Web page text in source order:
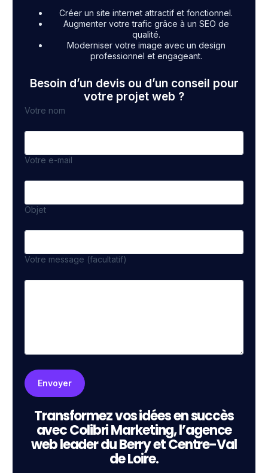
Créer un site internet attractif et fonctionnel.
Augmenter votre trafic grâce à un SEO de
qualité.
Moderniser votre image avec un design
professionnel et engageant.
Besoin d’un devis ou d’un conseil pour
votre projet web ?
Votre nom
Votre e-mail
Objet
Votre message (facultatif)
Transformez vos idées en succès
avec Colibri Marketing, l’agence
web leader du Berry et Centre-Val
de Loire.